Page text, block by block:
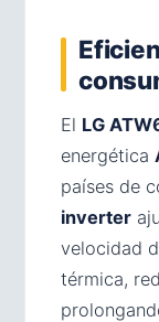
El LG
energética
países de
inverter
velocidad
térmica,